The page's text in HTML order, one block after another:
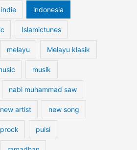
indie indonesia
Islamictunes
melayu Melayu klasik
musik
nabi muhammad saw
new artist new song
puisi